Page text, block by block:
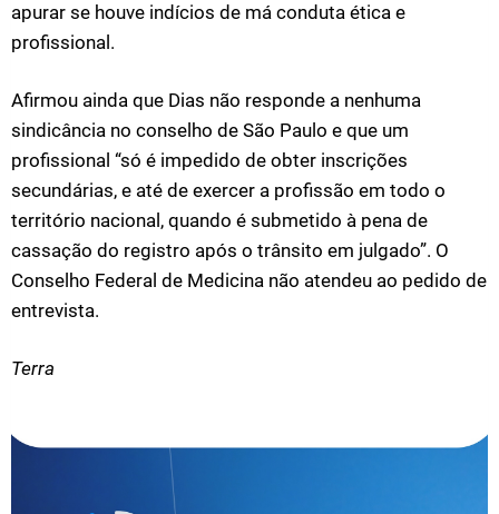
apurar se houve indícios de má conduta ética e
profissional.
Afirmou ainda que Dias não responde a nenhuma
sindicância no conselho de São Paulo e que um
profissional “só é impedido de obter inscrições
secundárias, e até de exercer a profissão em todo o
território nacional, quando é submetido à pena de
cassação do registro após o trânsito em julgado”. O
Conselho Federal de Medicina não atendeu ao pedido de
entrevista.
Terra